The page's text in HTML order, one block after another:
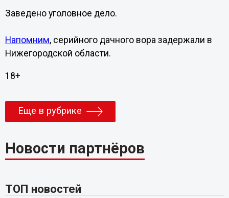
Заведено уголовное дело.
Напомним, серийного дачного вора задержали в
Нижегородской области.
18+
Еще в рубрике
Новости партнёров
ТОП новостей